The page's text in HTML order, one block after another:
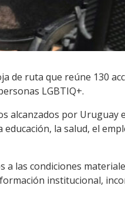
de ruta que reúne 130
LGBTIQ+.
alcanzados por Uruguay
la salud, el
las condiciones
institucional,